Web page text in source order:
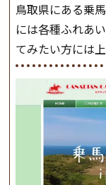
の扶助操作や誘
◆馬場使用状況
たしますのでご
が、落雷・強風
く場合がござい
会や講習会等に
ございます。 そ
はこちら
鳥取県にある乗
には各種ふれあ
てみたい方には
方に幅広くお楽
また、お手軽（
つことのできる
ーツ競技として
しみいただいて
休み期間中は無